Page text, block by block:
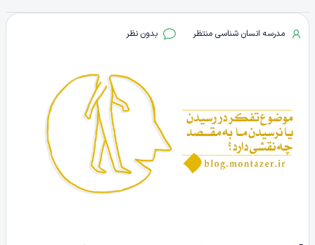
مدرسه انسان شناسی منتظر بدون نظر